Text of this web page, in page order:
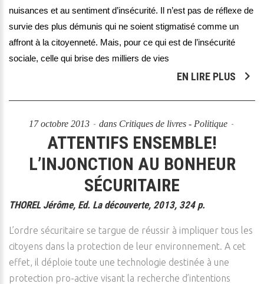
nuisances et au sentiment d’insécurité. Il n’est pas de réflexe de
survie des plus démunis qui ne soient stigmatisé comme un
affront à la citoyenneté. Mais, pour ce qui est de l’insécurité
sociale, celle qui brise des milliers de vies
EN LIRE PLUS
17 octobre 2013 dans Critiques de livres - Politique
ATTENTIFS ENSEMBLE!
L’INJONCTION AU BONHEUR
SÉCURITAIRE
THOREL Jérôme, Ed. La découverte, 2013, 324 p.
L’ordre sécuritaire se targue de réussir à impliquer tous les
citoyens dans la protection de leur environnement. A cet
effet, il déploie toute une technologie destinée à une
protection pro-active visant la recherche d’intentions